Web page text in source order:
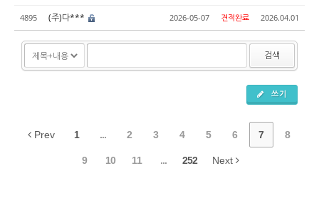
4895 (주)다*** 2026-05-07 견적완료 2026.04.01
검색
쓰기
Prev 1 ... 2 3 4 5 6 7 8
9 10 11 ... 252 Next